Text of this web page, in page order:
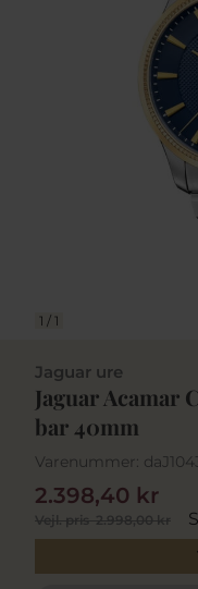
1 / 1
Jaguar ure
Jaguar Acamar
bar 40mm
Varenummer:
Vejl. pris2.998,00 kr
2.398,40 kr